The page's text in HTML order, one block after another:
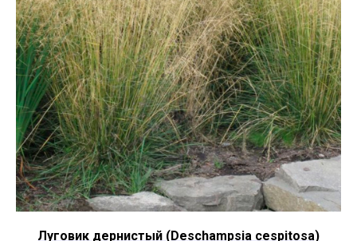
Луговик дернистый (Deschampsia cespitosa)